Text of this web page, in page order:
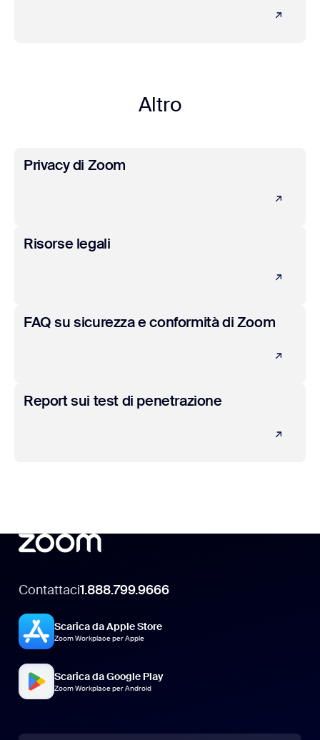
Altro
Privacy di Zoom
Scopri di più
Risorse legali
Scopri di più
FAQ su sicurezza e conformità di Zoom
Scopri di più
Report sui test di penetrazione
Scopri di più
Contattaci1.888.799.9666
Scarica da Apple Store
Zoom Workplace per Apple
Scarica da Google Play
Zoom Workplace per Android